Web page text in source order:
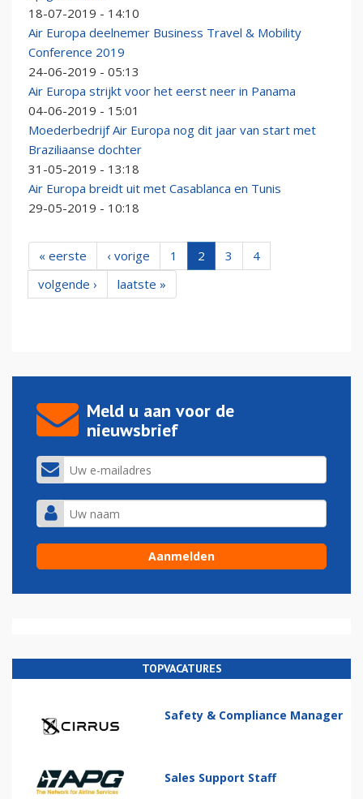
18-07-2019 - 14:10
Air Europa deelnemer Business Travel & Mobility
Conference 2019
24-06-2019 - 05:13
Air Europa strijkt voor het eerst neer in Panama
04-06-2019 - 15:01
Moederbedrijf Air Europa nog dit jaar van start met
Braziliaanse dochter
31-05-2019 - 13:18
Air Europa breidt uit met Casablanca en Tunis
29-05-2019 - 10:18
« eerste ‹ vorige 1 2 3
4
volgende ›
laatste »
Meld u aan voor de
nieuwsbrief
TOPVACATURES
Safety & Compliance Manager
Sales Support Staff